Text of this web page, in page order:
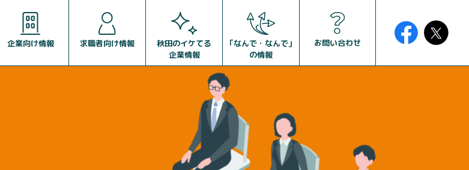
企業向け情報 求職者向け情報
秋田のイケてる
企業情報
「なんで・なんで」
の情報
お問い合わせ